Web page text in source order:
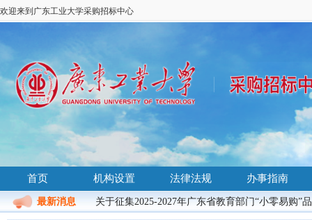
欢迎来到广东工业大学采购招标中心
首页 机构设置 法律法规 办事指南
最新消息 关于征集2025-2027年广东省教育部门“小零易购”